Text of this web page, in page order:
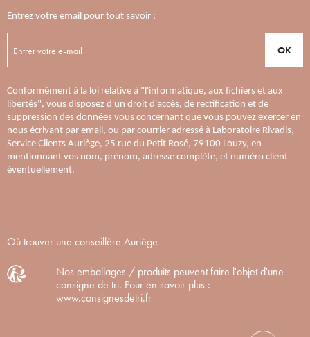
Entrez votre email pour tout savoir :
OK
Conformément à la loi relative à "l'informatique, aux fichiers et aux
libertés", vous disposez d'un droit d'accès, de rectification et de
suppression des données vous concernant que vous pouvez exercer en
nous écrivant par email, ou par courrier adressé à Laboratoire Rivadis,
Service Clients Auriège, 25 rue du Petit Rosé, 79100 Louzy, en
mentionnant vos nom, prénom, adresse complète, et numéro client
éventuellement.
Où trouver une conseillère Auriège
Nos emballages / produits peuvent faire l'objet d'une
consigne de tri. Pour en savoir plus :
www.consignesdetri.fr